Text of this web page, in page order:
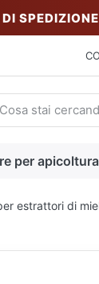
un termine di
per apicoltura
estrattori di